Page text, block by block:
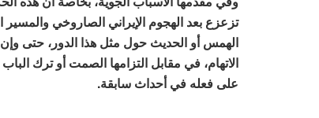
الهمس أو الحديث حول مثل هذا الدور، حتى وإن
الاتهام، في مقابل التزامها الصمت أو ترك
على فعله في أحداث سابقة.